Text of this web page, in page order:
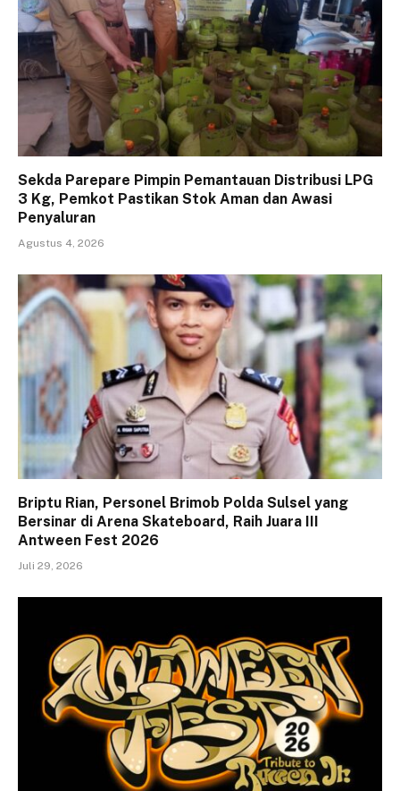
Sekda Parepare Pimpin Pemantauan Distribusi LPG
3 Kg, Pemkot Pastikan Stok Aman dan Awasi
Penyaluran
Agustus 4, 2026
Briptu Rian, Personel Brimob Polda Sulsel yang
Bersinar di Arena Skateboard, Raih Juara III
Antween Fest 2026
Juli 29, 2026